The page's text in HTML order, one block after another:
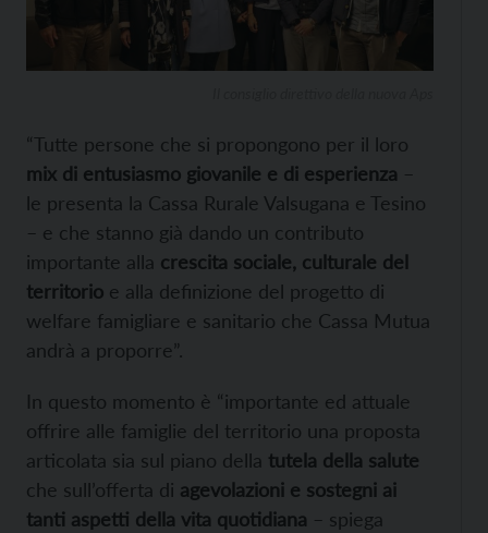
“Tutte persone che si propongono per il loro
mix di entusiasmo giovanile e di esperienza –
le presenta la Cassa Rurale Valsugana e Tesino
– e che stanno già dando un contributo
importante alla crescita sociale, culturale del
territorio e alla definizione del progetto di
welfare famigliare e sanitario che Cassa Mutua
andrà a proporre”.
In questo momento è “importante ed attuale
offrire alle famiglie del territorio una proposta
articolata sia sul piano della tutela della salute
che sull’offerta di agevolazioni e sostegni ai
tanti aspetti della vita quotidiana – spiega